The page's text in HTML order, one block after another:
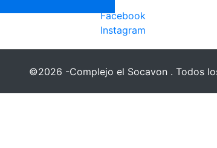
Facebook
Instagram
©2026 -Complejo el Socavon . Todos